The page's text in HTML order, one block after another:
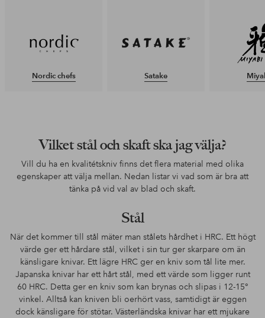
Nordic chefs Satake
Vilket stål och skaft ska jag välja?
Vill du ha en kvalitétskniv finns det flera material med olika
egenskaper att välja mellan. Nedan listar vi vad som är bra att
tänka på vid val av blad och skaft.
Stål
När det kommer till stål mäter man stålets hårdhet i HRC. Ett högt
värde ger ett hårdare stål, vilket i sin tur ger skarpare om än
känsligare knivar. Ett lägre HRC ger en kniv som tål lite mer.
Japanska knivar har ett hårt stål, med ett värde som ligger runt
60 HRC. Detta ger en kniv som kan brynas och slipas i 12-15°
vinkel. Alltså kan kniven bli oerhört vass, samtidigt är eggen
dock känsligare för stötar. Västerländska knivar har ett mjukare